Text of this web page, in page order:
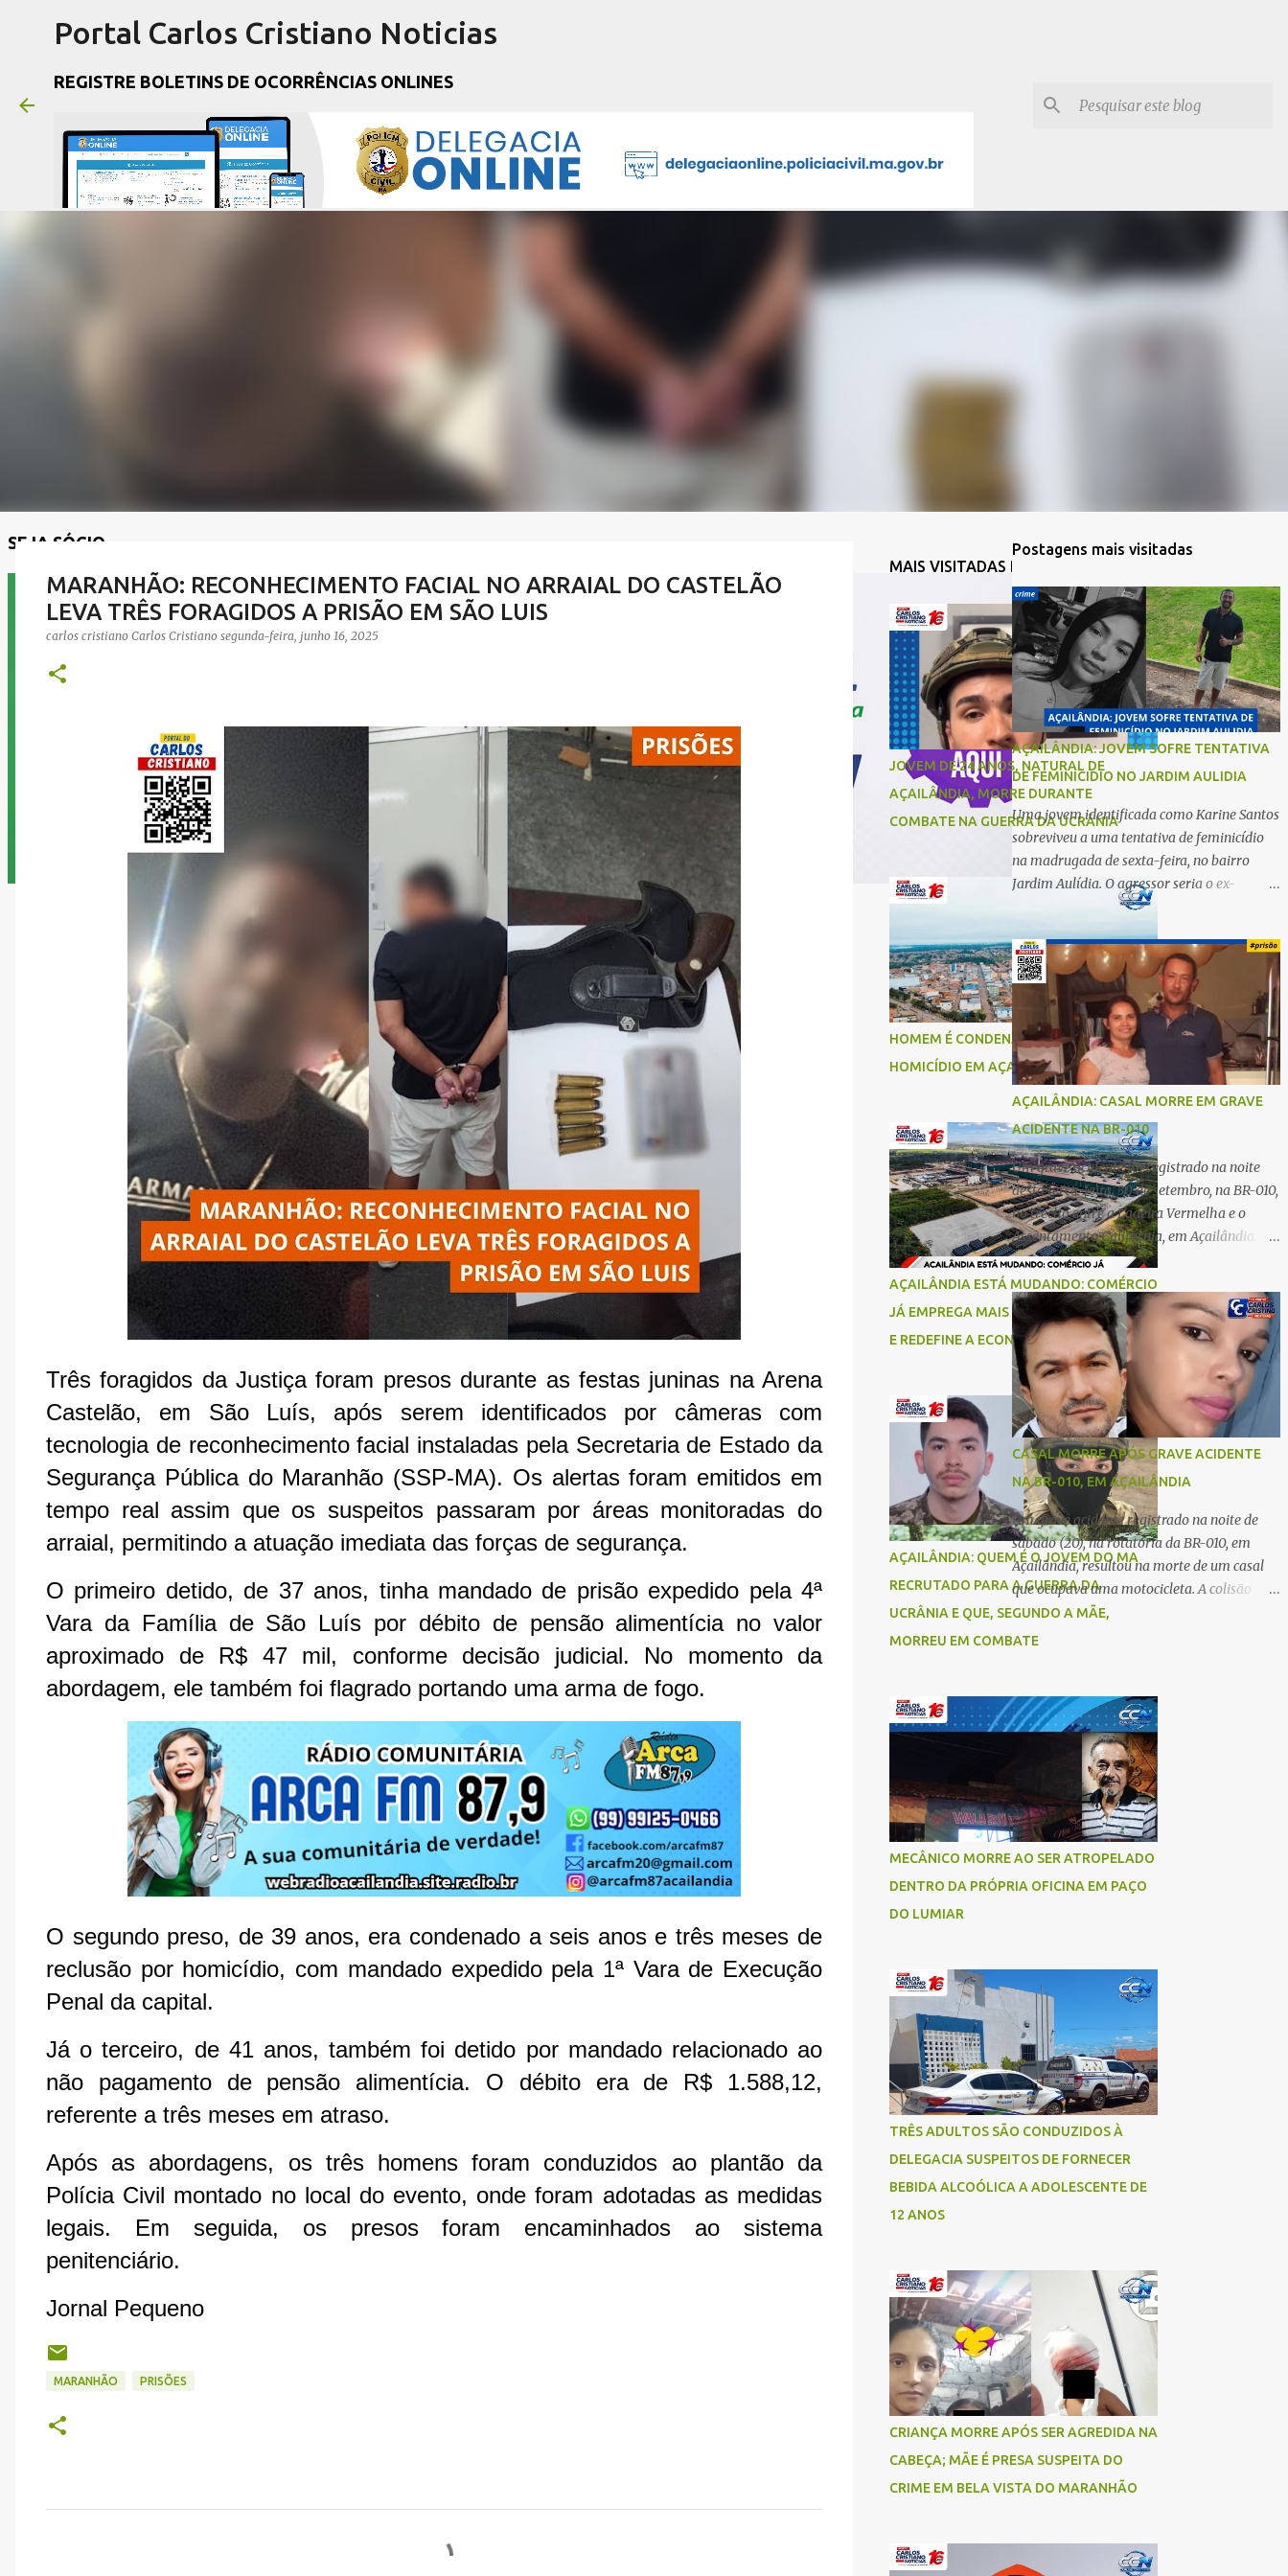
Portal Carlos Cristiano Noticias
REGISTRE BOLETINS DE OCORRÊNCIAS ONLINES
SEJA SÓCIO
MARANHÃO: RECONHECIMENTO FACIAL NO ARRAIAL DO CASTELÃO
LEVA TRÊS FORAGIDOS A PRISÃO EM SÃO LUIS
carlos cristiano Carlos Cristiano segunda-feira, junho 16, 2025
Três foragidos da Justiça foram presos durante as festas juninas na Arena
Castelão, em São Luís, após serem identificados por câmeras com
tecnologia de reconhecimento facial instaladas pela Secretaria de Estado da
Segurança Pública do Maranhão (SSP-MA). Os alertas foram emitidos em
tempo real assim que os suspeitos passaram por áreas monitoradas do
arraial, permitindo a atuação imediata das forças de segurança.
O primeiro detido, de 37 anos, tinha mandado de prisão expedido pela 4ª
Vara da Família de São Luís por débito de pensão alimentícia no valor
aproximado de R$ 47 mil, conforme decisão judicial. No momento da
abordagem, ele também foi flagrado portando uma arma de fogo.
O segundo preso, de 39 anos, era condenado a seis anos e três meses de
reclusão por homicídio, com mandado expedido pela 1ª Vara de Execução
Penal da capital.
Já o terceiro, de 41 anos, também foi detido por mandado relacionado ao
não pagamento de pensão alimentícia. O débito era de R$ 1.588,12,
referente a três meses em atraso.
Após as abordagens, os três homens foram conduzidos ao plantão da
Polícia Civil montado no local do evento, onde foram adotadas as medidas
legais. Em seguida, os presos foram encaminhados ao sistema
penitenciário.
Jornal Pequeno
MARANHÃO PRISÕES
MAIS VISITADAS DA SEMANA
JOVEM DE 24 ANOS, NATURAL DE
AÇAILÂNDIA, MORRE DURANTE
COMBATE NA GUERRA DA UCRÂNIA
HOMEM É CONDENADO A 18 ANOS POR
HOMICÍDIO EM AÇAILÂNDIA
AÇAILÂNDIA ESTÁ MUDANDO: COMÉRCIO
JÁ EMPREGA MAIS DO QUE A INDÚSTRIA
E REDEFINE A ECONOMIA DO MUNICÍPIO
AÇAILÂNDIA: QUEM É O JOVEM DO MA
RECRUTADO PARA A GUERRA DA
UCRÂNIA E QUE, SEGUNDO A MÃE,
MORREU EM COMBATE
MECÂNICO MORRE AO SER ATROPELADO
DENTRO DA PRÓPRIA OFICINA EM PAÇO
DO LUMIAR
TRÊS ADULTOS SÃO CONDUZIDOS À
DELEGACIA SUSPEITOS DE FORNECER
BEBIDA ALCOÓLICA A ADOLESCENTE DE
12 ANOS
CRIANÇA MORRE APÓS SER AGREDIDA NA
CABEÇA; MÃE É PRESA SUSPEITA DO
CRIME EM BELA VISTA DO MARANHÃO
Postagens mais visitadas
AÇAILÂNDIA: JOVEM SOFRE TENTATIVA
DE FEMINICIDIO NO JARDIM AULIDIA
Uma jovem identificada como Karine Santos
sobreviveu a uma tentativa de feminicídio
na madrugada de sexta-feira, no bairro
Jardim Aulídia. O agressor seria o ex-
companheiro, com quem manteve um
relacionamento de quase três anos e com
quem tem uma filha. Segundo Karine,
durante todo o dia anterior, o suspeito
enviou mensagens insistindo para reatar o
relacionamento, mas ela deixou claro que
não queria. Naquela noite, a vítima recebeu
o convite de um amigo para ir a uma festa.
Ao chegar ao local, percebeu que o ex
também estava presente, mas permaneceu
tranquila durante todo o evento. O ataque
aconteceu quando Karine retornava para
casa, por volta das 5h40 da manhã.
“Quando cheguei, ele estava escondido.
Assim que me viu, entrou no carro e
começou a me atacar com uma faca,
atingindo também o rapaz que estava
comigo”, relatou. Após a agressão, Karine
recebeu atendimento médico e passa bem,
estando fora de perigo. A jovem também
registrou boletim de ocorrência contra o ex-
companheiro. Mesm...
AÇAILÂNDIA: CASAL MORRE EM GRAVE
ACIDENTE NA BR-010
Um grave acidente foi registrado na noite
desta terça-feira, 30 de setembro, na BR-010,
no trecho entre a Ladeira Vermelha e o
Assentamento Califórnia, em Açailândia. De
acordo com informações apuradas, as
vítimas eram um casal residente em
Imperatriz. Eles haviam vindo até o bairro
Plano da Serra, em Açailândia, para visitar
familiares e estavam a caminho de casa
quando ocorreu a tragédia. O acidente
envolveu uma motocicleta e um caminhão
caçamba. Com o impacto da colisão, o casal
não resistiu aos ferimentos e veio a óbito
ainda no local. As vítimas foram
identificadas como Carmem Rejane e
Ronaldo de Jesus. Equipes de socorro foram
acionadas, mas nada puderam fazer além
de constatar os óbitos. A Polícia Rodoviária
Federal (PRF) esteve no local para controlar
o tráfego e coletar informações que devem
CASAL MORRE APÓS GRAVE ACIDENTE
NA BR-010, EM AÇAILÂNDIA
Um grave acidente registrado na noite de
sábado (20), na rotatória da BR-010, em
Açailândia, resultou na morte de um casal
que ocupava uma motocicleta. A colisão
envolveu uma moto e um carro. De acordo
com as primeiras informações, o condutor
A passageira da moto chegou a ser
socorrida com vida e encaminhada para
atendimento médico, mas infelizmente não
resistiu aos ferimentos e veio a óbito. Uma
das vítimas foi identificada como Gleiciane,
moradora do bairro Jacu. Até o momento, o
condutor da motocicleta foi identificado
como Julimar Lucena, iria fazer 37 anos no
próximo dia 28 de junho. De acordo com
discussão, o condutor da motocicleta teria
invadido a contramão e colidido
frontalmente com um carro. As
circunstâncias do acidente deverão ser
apuradas pelas autoridades competentes. ...